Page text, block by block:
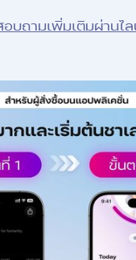
อบถามเพิ่มเติมผ่านไ